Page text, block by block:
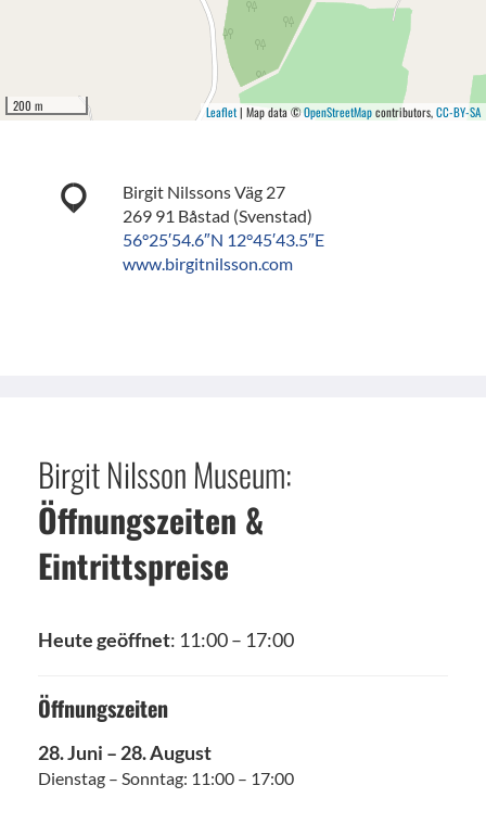
200 m Leaflet| Map data ©OpenStreetMapcontributors,CC-BY-SA
Birgit Nilssons Väg 27
269 91 Båstad (Svenstad)
56°25′54.6″N 12°45′43.5″E
www.birgitnilsson.com
Birgit Nilsson Museum:
Öffnungszeiten &
Eintrittspreise
Heute geöffnet: 11:00 – 17:00
Öffnungszeiten
28. Juni – 28. August
Dienstag – Sonntag: 11:00 – 17:00